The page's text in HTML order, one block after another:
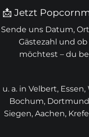
📩 Jetzt
Sende uns Datum, Ort
Gästezahl und
möchtest – du
u. a. in Velbert,
Bochum,
Siegen, Aachen,